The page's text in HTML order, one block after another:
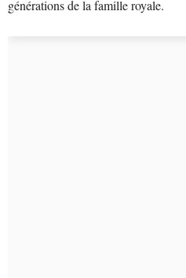
générations de la famille royale.